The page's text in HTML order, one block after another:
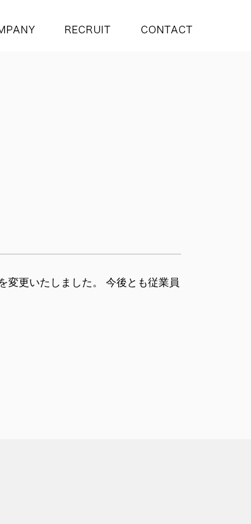
変更いたしました。 今後とも従業員